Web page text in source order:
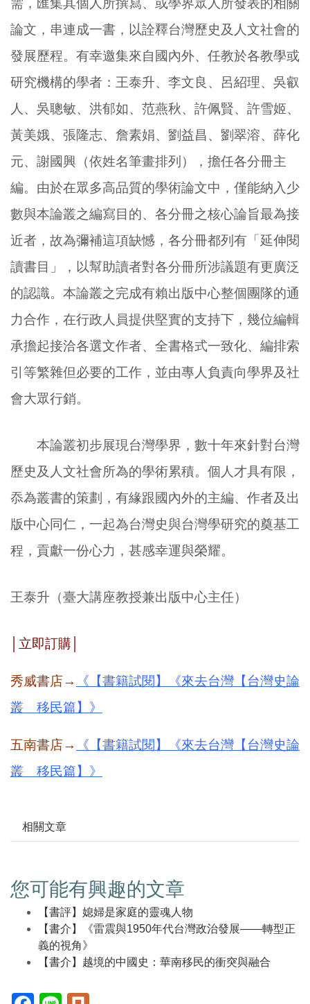
需，匯集其個人所撰寫、或學界眾人所發表的相關
論文，串連成一書，以詮釋台灣歷史及人文社會的
發展歷程。有幸邀集來自國內外、任教於各教學或
研究機構的學者：王泰升、李文良、呂紹理、吳叡
人、吳聰敏、洪郁如、范燕秋、許佩賢、許雪姬、
黃美娥、張隆志、詹素娟、劉益昌、劉翠溶、薛化
元、謝國興（依姓名筆畫排列），擔任各分冊主
編。由於在眾多高品質的學術論文中，僅能納入少
數與本論叢之編寫目的、各分冊之核心論旨最為接
近者，故為彌補這項缺憾，各分冊都列有「延伸閱
讀書目」，以幫助讀者對各分冊所涉議題有更廣泛
的認識。本論叢之完成有賴出版中心整個團隊的通
力合作，在行政人員提供堅實的支持下，幾位編輯
承擔起接洽各選文作者、全書格式一致化、編排索
引等繁雜但必要的工作，並由專人負責向學界及社
會大眾行銷。
本論叢初步展現台灣學界，數十年來針對台灣
歷史及人文社會所為的學術累積。個人才具有限，
忝為叢書的策劃，有緣跟國內外的主編、作者及出
版中心同仁，一起為台灣史與台灣學研究的奠基工
程，貢獻一份心力，甚感幸運與榮耀。
王泰升（臺大講座教授兼出版中心主任）
立即訂購
秀威書店→
《【書籍試閱】《來去台灣【台灣史論
叢 移民篇】》
五南書店→
《【書籍試閱】《來去台灣【台灣史論
叢 移民篇】》
相關文章
您可能有興趣的文章
【書評】媳婦是家庭的靈魂人物
【書介】《雷震與1950年代台灣政治發展——轉型正
義的視角》
【書介】越境的中國史：華南移民的衝突與融合
Facebook(另
Line(另